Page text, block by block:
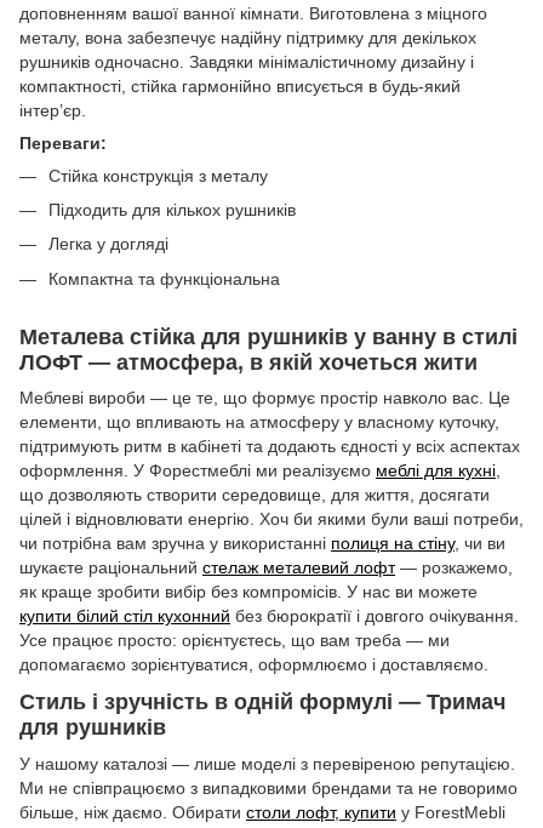
доповненням вашої ванної кімнати. Виготовлена з міцного
металу, вона забезпечує надійну підтримку для декількох
рушників одночасно. Завдяки мінімалістичному дизайну і
компактності, стійка гармонійно вписується в будь-який
інтер’єр.
Переваги:
Стійка конструкція з металу
Підходить для кількох рушників
Легка у догляді
Компактна та функціональна
Металева стійка для рушників у ванну в стилі
ЛОФТ — атмосфера, в якій хочеться жити
Меблеві вироби — це те, що формує простір навколо вас. Це
елементи, що впливають на атмосферу у власному куточку,
підтримують ритм в кабінеті та додають єдності у всіх аспектах
оформлення. У Форестмеблі ми реалізуємо меблі для кухні
що дозволяють створити середовище, для життя, досягати
цілей і відновлювати енергію. Хоч би якими були ваші потреби,
чи потрібна вам зручна у використанні полиця на стіну, чи ви
шукаєте раціональний стелаж металевий лофт— розкажемо,
як краще зробити вибір без компромісів. У нас ви можете
купити білий стіл кухонний без бюрократії і довгого очікування.
Усе працює просто: орієнтуєтесь, що вам треба — ми
допомагаємо зорієнтуватися, оформлюємо і доставляємо.
Стиль і зручність в одній формулі — Тримач
для рушників
У нашому каталозі — лише моделі з перевіреною репутацією.
Ми не співпрацюємо з випадковими брендами та не говоримо
більше, ніж даємо. Обирати столи лофт, купити у ForestMebli